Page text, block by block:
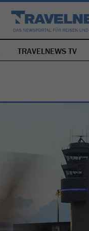
TRAVELNEWS TV